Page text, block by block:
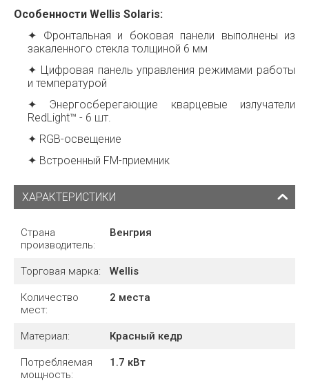
Особенности Wellis Solaris:
✦ Фронтальная и боковая панели выполнены из
закаленного стекла толщиной 6 мм
✦ Цифровая панель управления режимами работы
и температурой
✦ Энергосберегающие кварцевые излучатели
RedLight™ - 6 шт.
✦ RGB-освещение
✦ Встроенный FM-приемник
ХАРАКТЕРИСТИКИ
Страна
производитель:
Венгрия
Торговая марка: Wellis
Количество
мест:
2 места
Материал: Красный кедр
Потребляемая
мощность:
1.7 кВт